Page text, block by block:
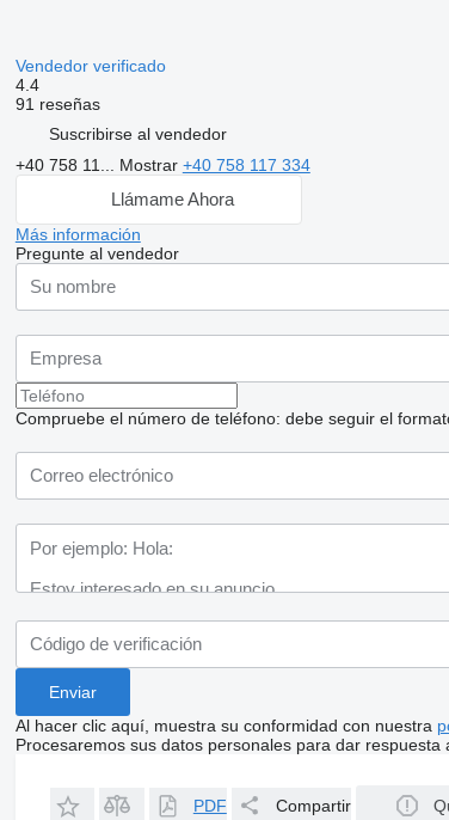
Vendedor verificado
4.4
91 reseñas
Suscribirse al vendedor
+40 758 11... Mostrar +40 758 117 334
Llámame Ahora
Más información
Pregunte al vendedor
Compruebe el número de teléfono: debe seguir el
Al hacer clic aquí, muestra su conformidad con nuestra
Procesaremos sus datos personales para dar respuesta
PDF Compartir